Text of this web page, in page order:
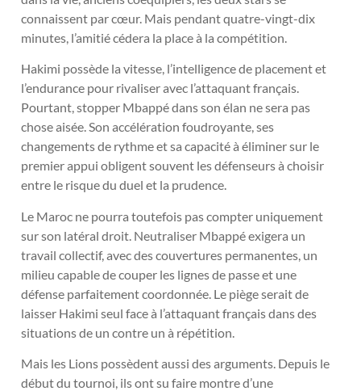
connaissent par cœur. Mais pendant quatre-vingt-dix
minutes, l’amitié cédera la place à la compétition.
Hakimi possède la vitesse, l’intelligence de placement et
l’endurance pour rivaliser avec l’attaquant français.
Pourtant, stopper Mbappé dans son élan ne sera pas
chose aisée. Son accélération foudroyante, ses
changements de rythme et sa capacité à éliminer sur le
premier appui obligent souvent les défenseurs à choisir
entre le risque du duel et la prudence.
Le Maroc ne pourra toutefois pas compter uniquement
sur son latéral droit. Neutraliser Mbappé exigera un
travail collectif, avec des couvertures permanentes, un
milieu capable de couper les lignes de passe et une
défense parfaitement coordonnée. Le piège serait de
laisser Hakimi seul face à l’attaquant français dans des
situations de un contre un à répétition.
Mais les Lions possèdent aussi des arguments. Depuis le
début du tournoi, ils ont su faire montre d’une